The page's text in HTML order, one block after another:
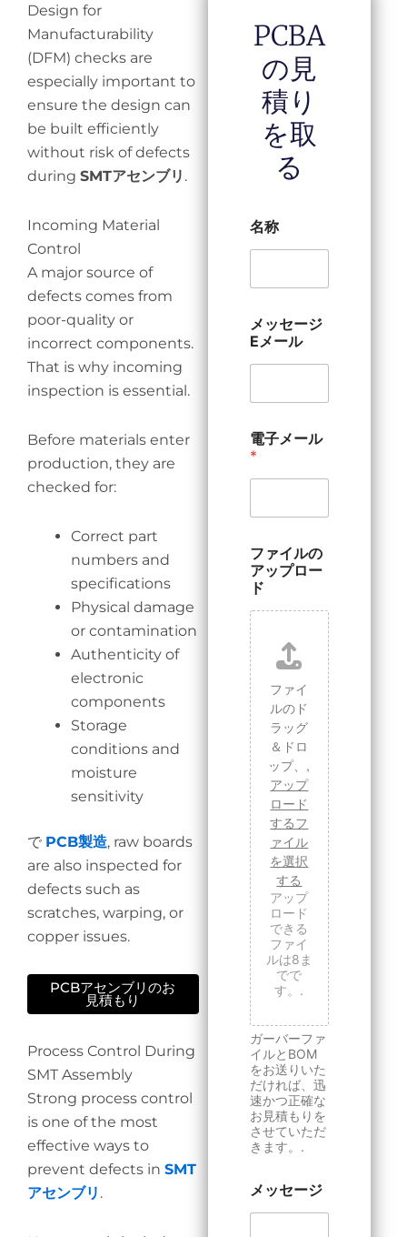
Design for
Manufacturability
(DFM) checks are
especially important to
ensure the design can
be built efficiently
without risk of defects
during SMTアセンブリ .
Incoming Material
Control
A major source of
defects comes from
poor-quality or
incorrect components.
That is why incoming
inspection is essential.
Before materials enter
production, they are
checked for:
Correct part
numbers and
specifications
Physical damage
or contamination
Authenticity of
electronic
components
Storage
conditions and
moisture
sensitivity
で PCB製造, raw boards
are also inspected for
defects such as
scratches, warping, or
copper issues.
PCBアセンブリのお
見積もり
Process Control During
SMT Assembly
Strong process control
is one of the most
effective ways to
prevent defects in SMT
アセンブリ .
PCBA
の見
積り
を取
る
名称
メッセージ
Eメール
電子メール
*
ファイルの
アップロー
ド
ファイ
ルのド
ラッグ
＆ドロ
ップ、,
アップ
ロード
するフ
ァイル
を選択
する
アップ
ロード
できる
ファイ
ルは8ま
でで
す。.
ガーバーファ
イルとBOM
をお送りいた
だければ、迅
速かつ正確な
お見積もりを
させていただ
きます。.
メッセージ